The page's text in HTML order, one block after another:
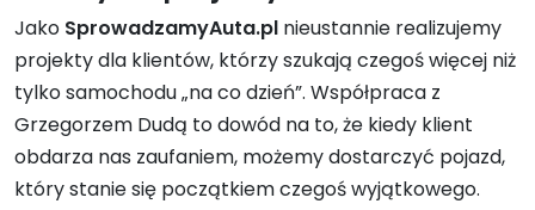
Jako SprowadzamyAuta.pl nieustannie realizujemy
projekty dla klientów, którzy szukają czegoś więcej niż
tylko samochodu „na co dzień”. Współpraca z
Grzegorzem Dudą to dowód na to, że kiedy klient
obdarza nas zaufaniem, możemy dostarczyć pojazd,
który stanie się początkiem czegoś wyjątkowego.